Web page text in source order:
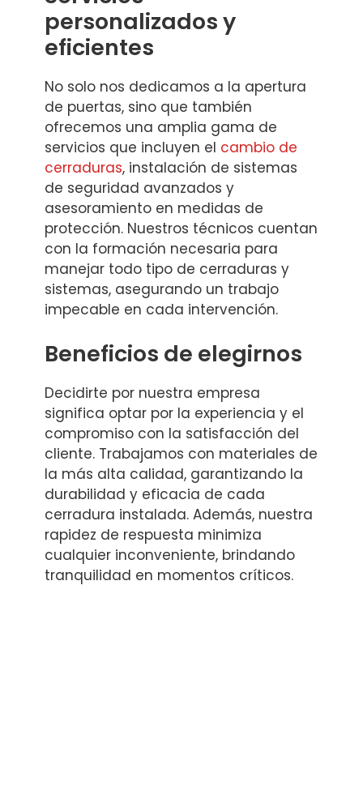
personalizados y
eficientes
No solo nos dedicamos a la apertura
de puertas, sino que también
ofrecemos una amplia gama de
servicios que incluyen el cambio de
cerraduras, instalación de sistemas
de seguridad avanzados y
asesoramiento en medidas de
protección. Nuestros técnicos cuentan
con la formación necesaria para
manejar todo tipo de cerraduras y
sistemas, asegurando un trabajo
impecable en cada intervención.
Beneficios de elegirnos
Decidirte por nuestra empresa
significa optar por la experiencia y el
compromiso con la satisfacción del
cliente. Trabajamos con materiales de
la más alta calidad, garantizando la
durabilidad y eficacia de cada
cerradura instalada. Además, nuestra
rapidez de respuesta minimiza
cualquier inconveniente, brindando
tranquilidad en momentos críticos.